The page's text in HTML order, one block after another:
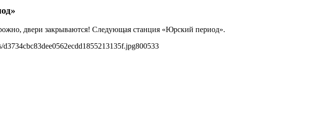
двери закрываются! Следующая станция «Юрский период».
d3734cbc83dee0562ecdd1855213135f.jpg800533